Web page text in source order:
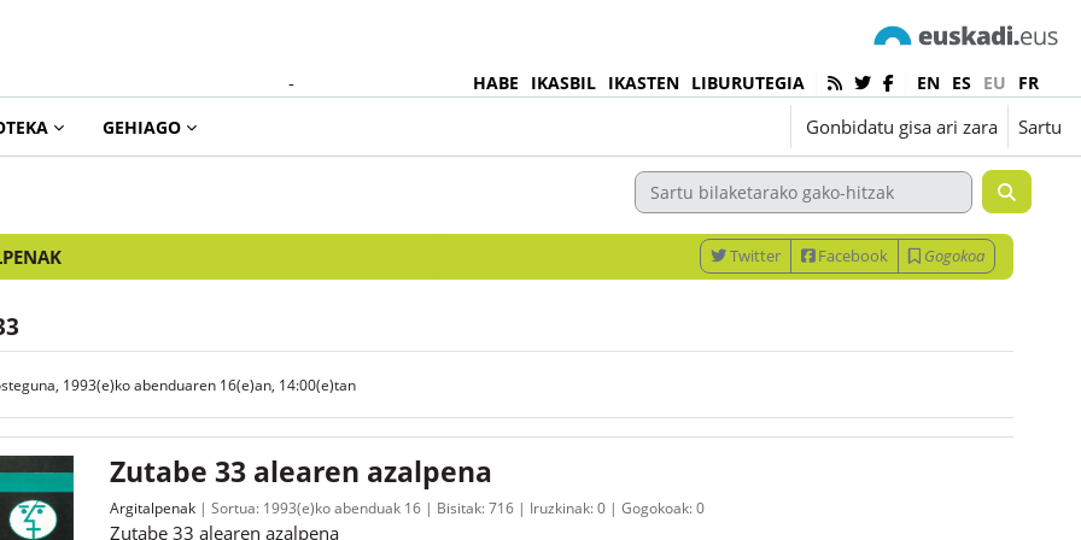
- HABE IKASBIL IKASTEN LIBURUTEGIA EN ES EU
FR
GEHIAGO Gonbidatu gisa ari zara Sartu
Twitter Facebook Gogokoa
1993(e)ko abenduaren 16(e)an, 14:00(e)tan
Zutabe 33 alearen azalpena
Argitalpenak Sortua: 1993(e)ko abenduak 16 Bisitak:716 Iruzkinak:0 Gogokoak:0
Zutabe 33 alearen azalpena